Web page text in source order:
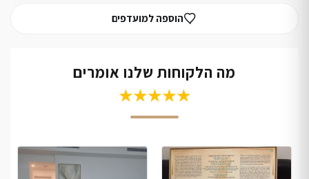
הוספה למועדפים
מה הלקוחות שלנו אומרים
★★★★★